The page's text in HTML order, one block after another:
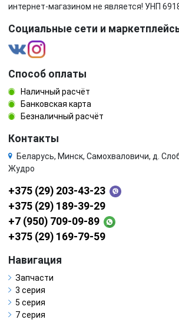
интернет-магазином не является! УНП
Социальные сети и
Способ оплаты
Наличный расчёт
Банковская карта
Безналичный расчёт
Контакты
Беларусь, Минск, Самохваловичи, д.
Жудро
+375 (29) 203-43-23
+375 (29) 189-39-29
+7 (950) 709-09-89
+375 (29) 169-79-59
Навигация
Запчасти
3 серия
5 серия
7 серия